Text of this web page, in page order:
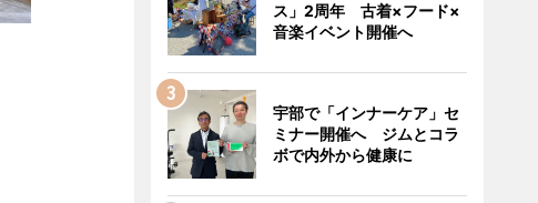
ス」2周年 古着×フード×
音楽イベント開催へ
宇部で「インナーケア」セ
ミナー開催へ ジムとコラ
ボで内外から健康に